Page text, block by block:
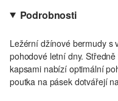
Podrobnosti
Ležérní džínové bermudy s
pohodové letní dny.
kapsami nabízí optimální
poutka na pásek dotvářejí